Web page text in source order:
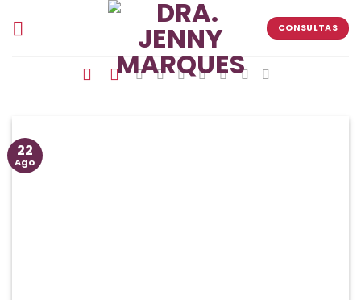
CONSULTAS
22
Ago